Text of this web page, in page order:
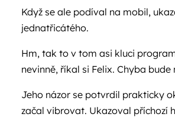
Když se ale podíval na mobil,
jednatřicátého.
Hm, tak to v tom asi kluci
nevinně, říkal si Felix. Chyba bude
Jeho názor se potvrdil prakticky
začal vibrovat. Ukazoval příchozí